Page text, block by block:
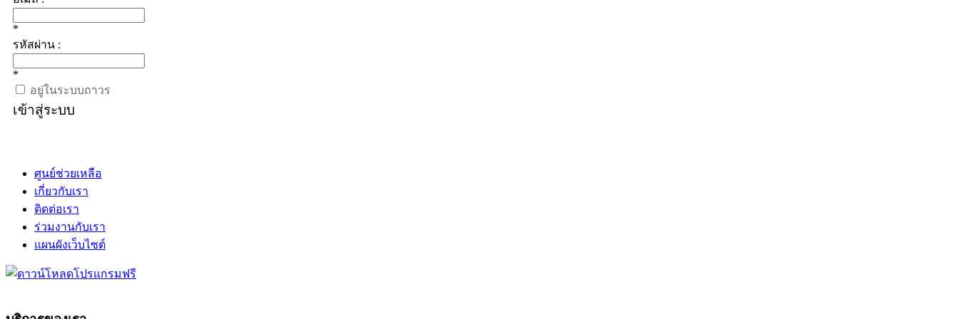
*
รหัสผ่าน :
*
อยู่ในระบบถาวร
เข้าสู่ระบบ
ศูนย์ช่วยเหลือ
เกี่ยวกับเรา
ติดต่อเรา
ร่วมงานกับเรา
แผนผังเว็บไซต์